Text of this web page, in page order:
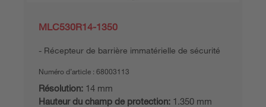
MLC530R14-1350
Récepteur de barrière immatérielle de sécurité
Numéro d’article : 68003113
Résolution: 14 mm
Hauteur du champ de protection: 1.350 mm